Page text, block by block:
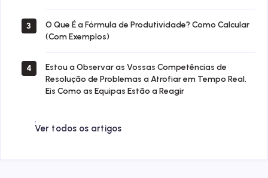
3
O Que É a Fórmula de Produtividade? Como Calcular
(Com Exemplos)
4
Estou a Observar as Vossas Competências de
Resolução de Problemas a Atrofiar em Tempo Real.
Eis Como as Equipas Estão a Reagir
Ver todos os artigos